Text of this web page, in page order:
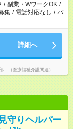
/ 副業・WワークOK /
集 / 電話対応なし / パ
詳細へ
（医療福祉介護関連）
守りヘルパー